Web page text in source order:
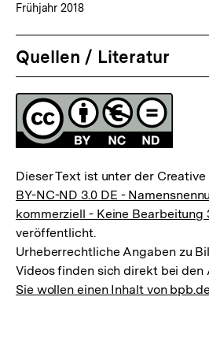
Frühjahr 2018
Quellen / Literatur
Fussnoten
Lizenz
Dieser Text ist unter der
BY-NC-ND 3.0 DE -
kommerziell - Keine Bearbeitung
veröffentlicht.
Urheberrechtliche Angaben zu
Videos finden sich direkt bei den
Sie wollen einen Inhalt von